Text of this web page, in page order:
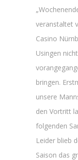
veranstaltet
Casino
Usingen
bringen.
unsere
den Vortritt
folgenden
Leider blieb
Saison das